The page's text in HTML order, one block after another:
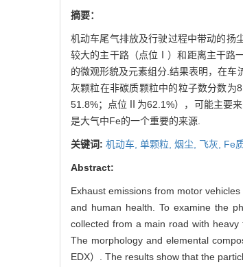
摘要：
机动车尾气排放及行驶过程中带动的扬
较大的主干路（点位Ⅰ）和距离主干路
的微观形貌及元素组分.结果表明，在
灰颗粒在非碳质颗粒中的粒子数分数
51.8%；点位Ⅱ为62.1%），可能主要
是大气中Fe的一个重要的来源.
关键词: 机动车, 单颗粒, 烟尘, 飞灰, Fe
Abstract:
Exhaust emissions from motor
and human health. To examine the
collected from a main road with
The morphology and elemental
EDX）. The results show that the